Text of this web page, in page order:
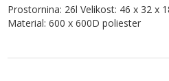
Prostornina: 26l Velikost: 46 x 32 x
Material: 600 x 600D poliester